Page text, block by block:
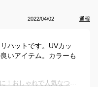
2022/04/02 通報
ハットです。UVカッ
いアイテム。カラーも
レディース日除け帽子｜日焼け防止に！おしゃれで人気なつば広帽子のおすすめは？